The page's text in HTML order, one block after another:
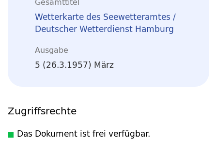
Wetterkarte des Seewetteramtes /
Deutscher Wetterdienst Hamburg
Ausgabe
5 (26.3.1957) März
Zugriffsrechte
Das Dokument ist frei verfügbar.